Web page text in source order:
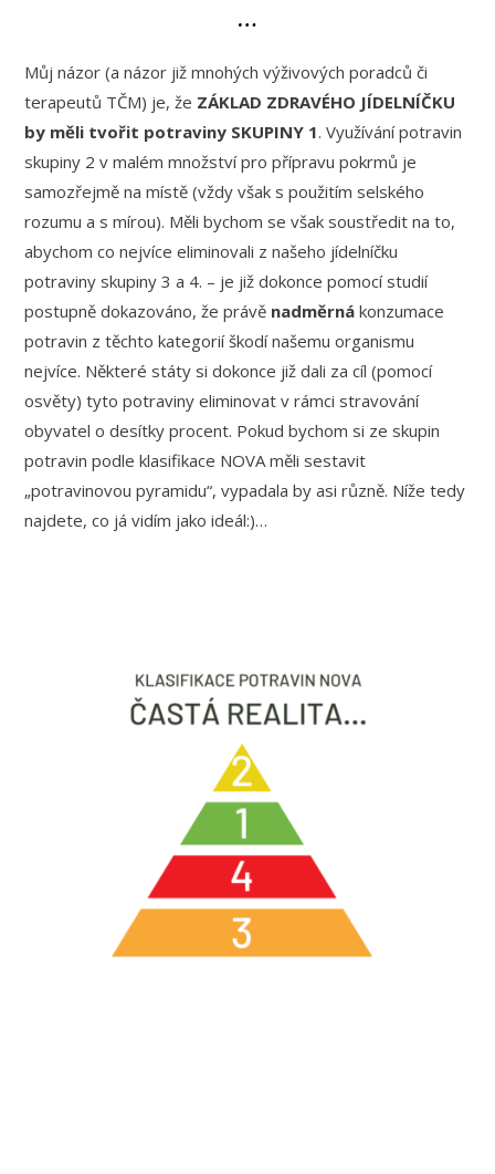
…
Můj názor (a názor již mnohých výživových poradců či
terapeutů TČM) je, že ZÁKLAD ZDRAVÉHO JÍDELNÍČKU
by měli tvořit potraviny SKUPINY 1. Využívání potravin
skupiny 2 v malém množství pro přípravu pokrmů je
samozřejmě na místě (vždy však s použitím selského
rozumu a s mírou). Měli bychom se však soustředit na to,
abychom co nejvíce eliminovali z našeho jídelníčku
potraviny skupiny 3 a 4. – je již dokonce pomocí studií
postupně dokazováno, že právě nadměrná konzumace
potravin z těchto kategorií škodí našemu organismu
nejvíce. Některé státy si dokonce již dali za cíl (pomocí
osvěty) tyto potraviny eliminovat v rámci stravování
obyvatel o desítky procent. Pokud bychom si ze skupin
potravin podle klasifikace NOVA měli sestavit
„potravinovou pyramidu“, vypadala by asi různě. Níže tedy
najdete, co já vidím jako ideál:)…